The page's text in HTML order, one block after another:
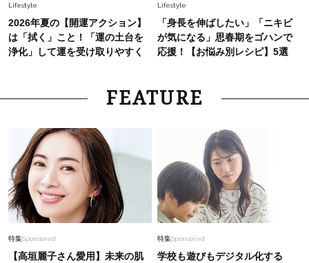
Lifestyle
2026年夏の【開運アクション】
は「拭く」こと！「運の土台を
浄化」して運を受け取りやすく
Lifestyle
「身長を伸ばしたい」「ニキビ
が気になる」思春期をゴハンで
応援！【お悩み別レシピ】5選
FEATURE
特集Sponsored
【高垣麗子さん愛用】未来の肌
特集Sponsored
学校も遊びもデジタル化する